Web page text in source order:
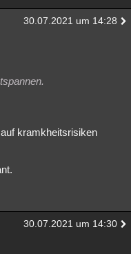
30.07.2021 um 14:28
kramkheitsrisiken
30.07.2021 um 14:30